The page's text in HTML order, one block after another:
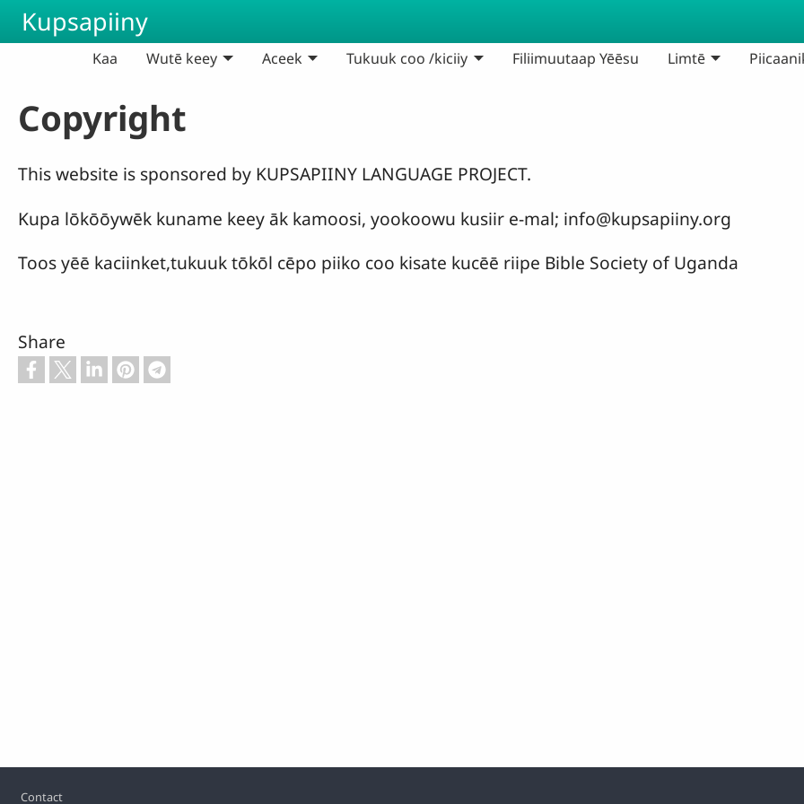
Skip to main content
Kupsapiiny
Kaa Wutē keey Aceek Tukuuk coo /kiciiy Filiimuutaap Yēēsu Limtē
Copyright
This website is sponsored by KUPSAPIINY LANGUAGE PROJECT.
Kupa lōkōōywēk kuname keey āk kamoosi, yookoowu kusiir e-mal; info@kupsapiiny.org
Toos yēē kaciinket,tukuuk tōkōl cēpo piiko coo kisate kucēē riipe Bible Society of Uganda
Share
Footer
Contact